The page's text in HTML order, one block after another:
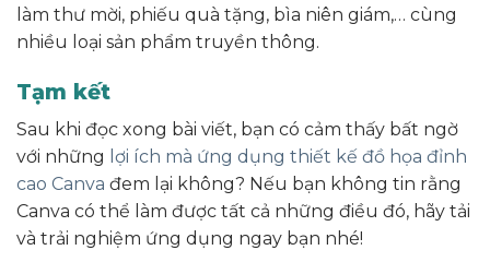
làm thư mời, phiếu quà tặng, bìa niên giám,… cùng
nhiều loại sản phẩm truyền thông.
Tạm kết
Sau khi đọc xong bài viết, bạn có cảm thấy bất ngờ
với những lợi ích mà ứng dụng thiết kế đồ họa đỉnh
cao Canva đem lại không? Nếu bạn không tin rằng
Canva có thể làm được tất cả những điều đó, hãy tải
và trải nghiệm ứng dụng ngay bạn nhé!